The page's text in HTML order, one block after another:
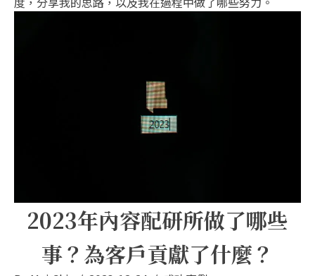
2023年內容配研所做了哪些
事？為客戶貢獻了什麼？